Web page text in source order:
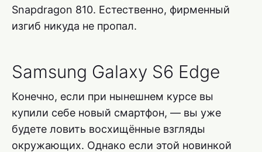
Snapdragon 810. Естественно, фирменный
изгиб никуда не пропал.
Samsung Galaxy S6 Edge
Конечно, если при нынешнем курсе вы
купили себе новый смартфон, — вы уже
будете ловить восхищённые взгляды
окружающих. Однако если этой новинкой